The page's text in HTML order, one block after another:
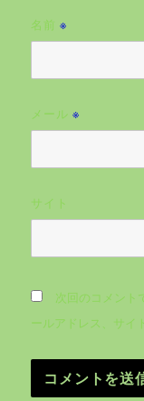
名前※
メール※
サイト
次回のコメント
ールアドレス、サイ